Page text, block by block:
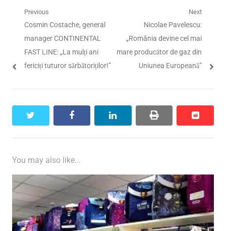
Navigare
articole
Previous
Previous
post:
Cosmin Costache, general
manager CONTINENTAL
FAST LINE: „La mulți ani
fericiți tuturor sărbătoriților!”
Next
Next
post:
Nicolae Pavelescu:
„România devine cel mai
mare producător de gaz din
Uniunea Europeană”
facebook linkedin print reddit
reddit
You may also like...